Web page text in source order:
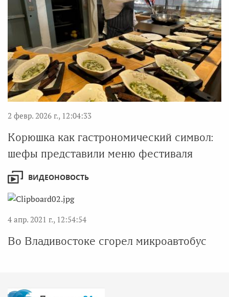
2 февр. 2026 г., 12:04:33
Корюшка как гастрономический символ:
шефы представили меню фестиваля
ВИДЕОНОВОСТЬ
4 апр. 2021 г., 12:54:54
Во Владивостоке сгорел микроавтобус